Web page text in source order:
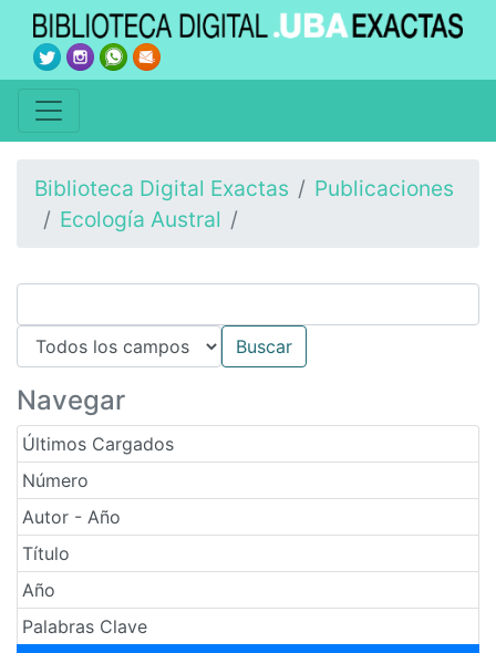
Biblioteca Digital Exactas
Publicaciones
Ecología Austral
Navegar
Últimos Cargados
Número
Autor - Año
Título
Año
Palabras Clave